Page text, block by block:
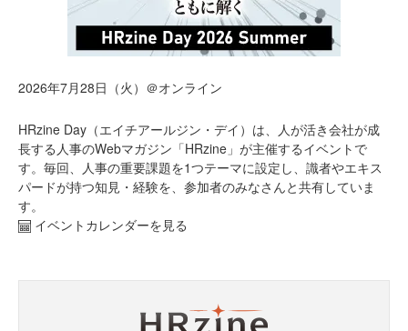
2026年7月28日（火）＠オンライン
HRzine Day（エイチアールジン・デイ）は、人が活き会社が成
長する人事のWebマガジン「HRzine」が主催するイベントで
す。毎回、人事の重要課題を1つテーマに設定し、識者やエキス
パードが持つ知見・経験を、参加者のみなさんと共有していま
す。
イベントカレンダーを見る